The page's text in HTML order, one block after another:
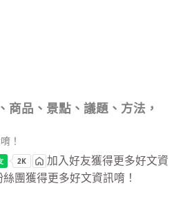
商品、景點、議題、方法，
！
加入好友獲得更多好文資
絲團獲得更多好文資訊唷！